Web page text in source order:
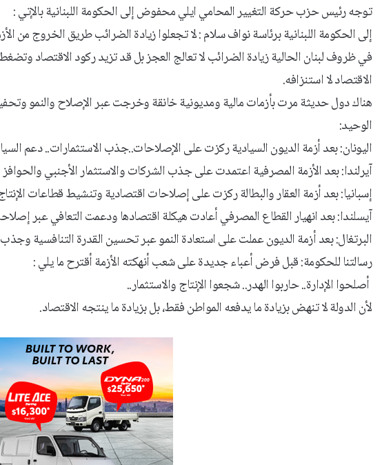
‏توجه رئيس حزب حركة التغيير المحامي ايلي محفوض إلى الحكومة اللبنانية بالإتي :
‏إلى الحكومة اللبنانية برئاسة نواف سلام : لا تجعلوا زيادة الضرائب طريق الخروج من
‏في ظروف لبنان الحالية زيادة الضرائب لا تعالج العجز بل قد تزيد ركود الاقتصاد
الاقتصاد لا استنزافه.
‏هناك دول حديثة مرت بأزمات مالية ومديونية خانقة وخرجت عبر الإصلاح والنمو
الوحيد:
‏اليونان: بعد أزمة الديون السيادية ركزت على الإصلاحات..جذب الاستثمارات.. دعم
‏آيرلندا: بعد الأزمة المصرفية اعتمدت على جذب الشركات والاستثمار الأجنبي والحوافز
‏إسبانيا: بعد أزمة العقار والبطالة ركزت على إصلاحات اقتصادية وتنشيط قطاعات
‏آيسلندا: بعد انهيار القطاع المصرفي أعادت هيكلة اقتصادها ودعمت التعافي عبر
‏البرتغال: بعد أزمة الديون عملت على استعادة النمو عبر تحسين القدرة التنافسية وجذب
‏رسالتنا للحكومة: قبل فرض أعباء جديدة على شعب أنهكته الأزمة أقترح ما يلي :
‏ أصلحوا الإدارة.. حاربوا الهدر.. شجعوا الإنتاج والاستثمار..
‏لأن الدولة لا تنهض بزيادة ما يدفعه المواطن فقط، بل بزيادة ما ينتجه الاقتصاد.